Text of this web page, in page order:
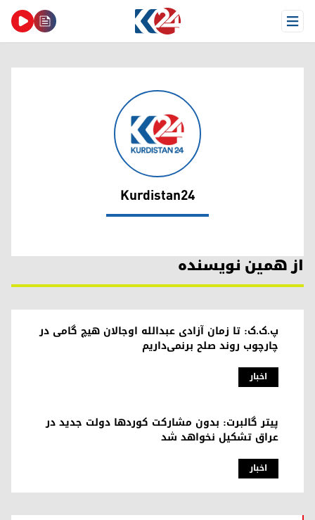
Open Menu
Kurdistan24
Kurdistan24
از همین نویسنده
اخبار
پ.ک.ک: تا زمان آزادی عبدالله اوجالان هیچ گامی در
چارچوب روند صلح برنمی‌داریم
اخبار
پیتر گالبرت: بدون مشارکت کوردها دولت جدید در
عراق تشکیل نخواهد شد